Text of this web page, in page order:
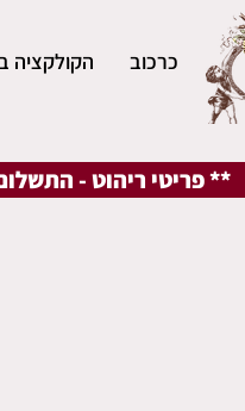
כרכוב הקולקציה
** פריטי ריהוט -